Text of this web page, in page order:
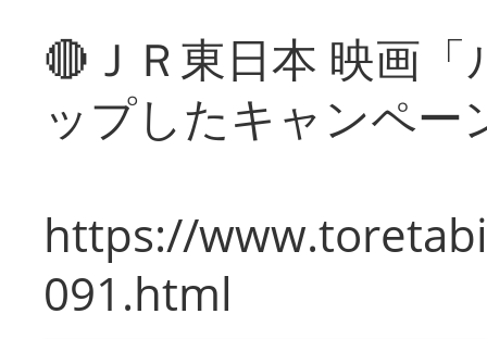
🔴ＪＲ東日本 映画
ップしたキャンペー
https://
091.html